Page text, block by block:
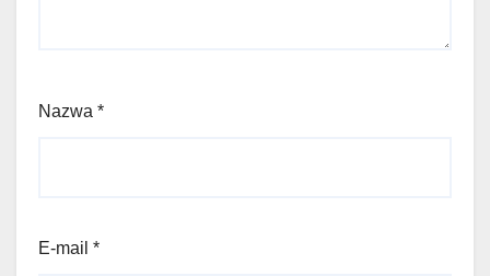
Nazwa *
E-mail *